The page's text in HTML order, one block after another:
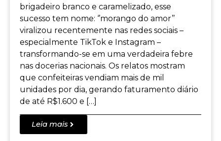
brigadeiro branco e caramelizado, esse
sucesso tem nome: ‘’morango do amor’’
viralizou recentemente nas redes sociais –
especialmente TikTok e Instagram –
transformando-se em uma verdadeira febre
nas docerias nacionais. Os relatos mostram
que confeiteiras vendiam mais de mil
unidades por dia, gerando faturamento diário
de até R$1.600 e […]
Leia mais